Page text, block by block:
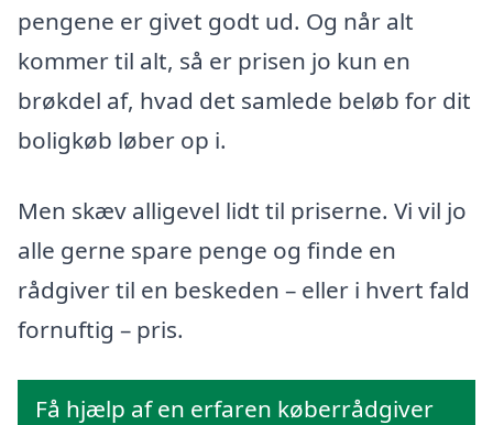
pengene er givet godt ud. Og når alt
kommer til alt, så er prisen jo kun en
brøkdel af, hvad det samlede beløb for dit
boligkøb løber op i.
Men skæv alligevel lidt til priserne. Vi vil jo
alle gerne spare penge og finde en
rådgiver til en beskeden – eller i hvert fald
fornuftig – pris.
Få hjælp af en erfaren køberrådgiver